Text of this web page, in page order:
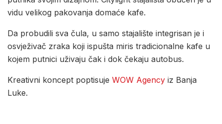
vidu velikog pakovanja domaće kafe.
Da probudili sva čula, u samo stajalište integrisan je i
osvježivač zraka koji ispušta miris tradicionalne kafe u
kojem putnici uživaju čak i dok čekaju autobus.
Kreativni koncept poptisuje WOW Agency iz Banja
Luke.